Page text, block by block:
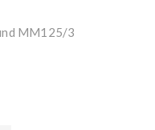
MM125/3